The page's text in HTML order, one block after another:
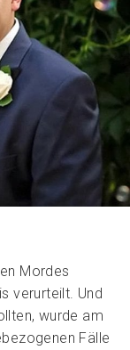
Mordes
verurteilt. Und
wurde am
Fälle